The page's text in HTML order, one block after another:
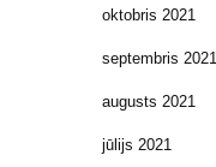
oktobris 2021
septembris 2021
augusts 2021
jūlijs 2021